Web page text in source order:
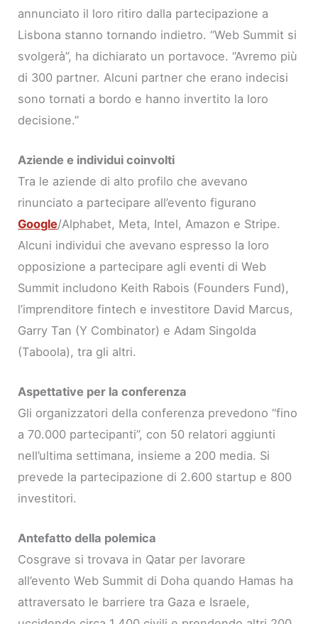
annunciato il loro ritiro dalla partecipazione a
Lisbona stanno tornando indietro. “Web Summit si
svolgerà”, ha dichiarato un portavoce. “Avremo più
di 300 partner. Alcuni partner che erano indecisi
sono tornati a bordo e hanno invertito la loro
decisione.”
Aziende e individui coinvolti
Tra le aziende di alto profilo che avevano
rinunciato a partecipare all’evento figurano
Google/Alphabet, Meta, Intel, Amazon e Stripe.
Alcuni individui che avevano espresso la loro
opposizione a partecipare agli eventi di Web
Summit includono Keith Rabois (Founders Fund),
l’imprenditore fintech e investitore David Marcus,
Garry Tan (Y Combinator) e Adam Singolda
(Taboola), tra gli altri.
Aspettative per la conferenza
Gli organizzatori della conferenza prevedono “fino
a 70.000 partecipanti”, con 50 relatori aggiunti
nell’ultima settimana, insieme a 200 media. Si
prevede la partecipazione di 2.600 startup e 800
investitori.
Antefatto della polemica
Cosgrave si trovava in Qatar per lavorare
all’evento Web Summit di Doha quando Hamas ha
attraversato le barriere tra Gaza e Israele,